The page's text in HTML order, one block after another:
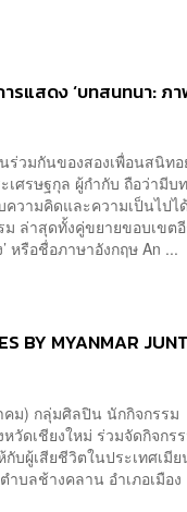
ารแสดง ‘บทสนทนา: ภ
วมกันของสองเพื่อนสนิทอ
เศรษฐกุล ผู้กำกับ ถือว่ามีบ
วามคิดและความเป็นไปไ
ล่าสุดทั้งคู่ขยายขอบเขตอี
หรือชื่อภาษาอังกฤษ An ...
BY MYANMAR
คม) กลุ่มศิลปิน นักกิจกรรม
วัดเชียงใหม่ ร่วมจัดกิจกร
บผู้เสียชีวิตในประเทศเมี
บลช้างคลาน อำเภอเมือง